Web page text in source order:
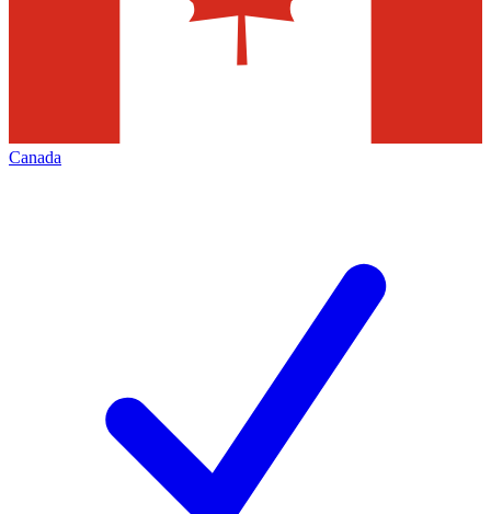
Canada